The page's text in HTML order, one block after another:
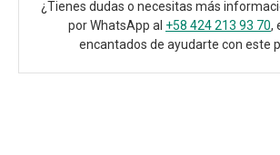
¿Tienes dudas o necesitas más
por WhatsApp al +58 424 213 93 70,
encantados de ayudarte con este